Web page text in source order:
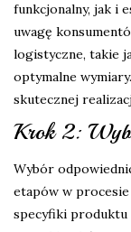
funkcjonalny, jak i
uwagę
logistyczne, takie
optymalne wymiary.
skutecznej
Krok 2:
Wybór
etapów w
specyfiki produktu